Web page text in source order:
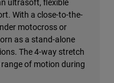
With a close-to-the-
motocross or
as a stand-alone
The 4-way stretch
of motion during